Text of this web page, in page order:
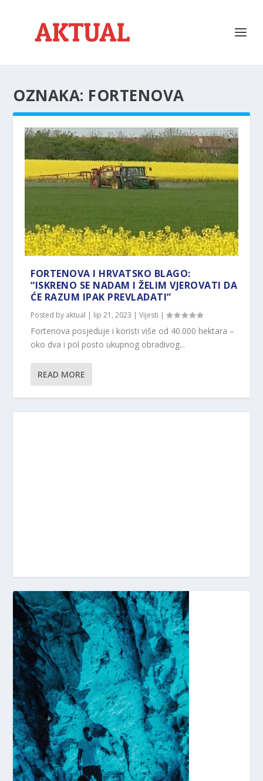
OZNAKA: FORTENOVA
FORTENOVA I HRVATSKO BLAGO:
“ISKRENO SE NADAM I ŽELIM VJEROVATI DA
ĆE RAZUM IPAK PREVLADATI”
Posted by aktual | lip 21, 2023 |Vijesti |
Fortenova posjeduje i koristi više od 40.000 hektara –
oko dva i pol posto ukupnog obradivog...
READ MORE